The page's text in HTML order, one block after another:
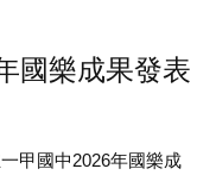
國樂成果發表
甲國中2026年國樂成